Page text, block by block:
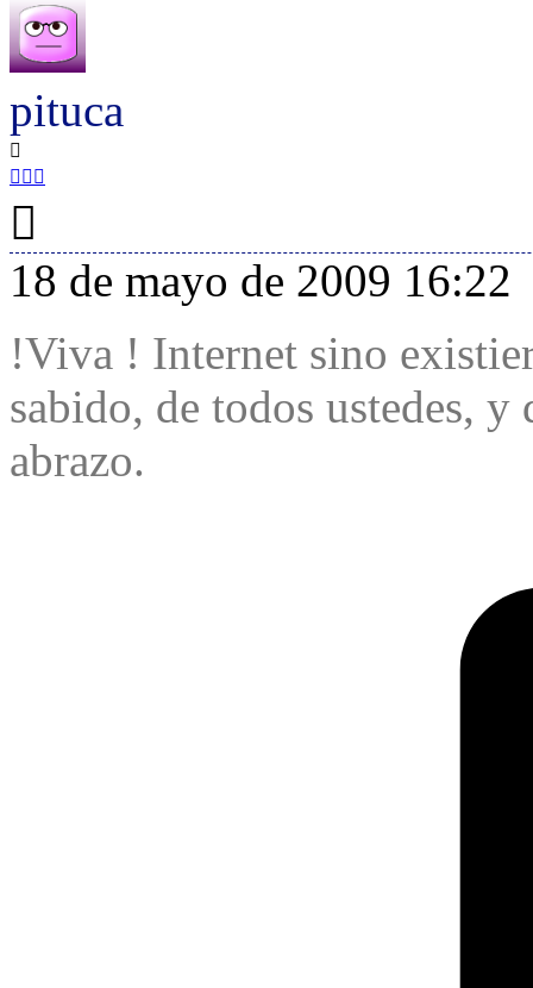
pituca
18 de mayo de 2009 16:22
!Viva ! Internet sino
sabido, de todos ustedes,
abrazo.